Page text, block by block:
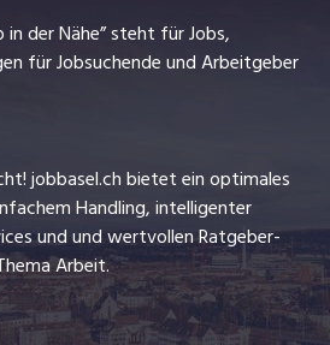
der Nähe” steht für Jobs,
für Jobsuchende und Arbeitgeber
jobbasel.ch bietet ein optimales
Handling, intelligenter
und und wertvollen Ratgeber-
Arbeit.